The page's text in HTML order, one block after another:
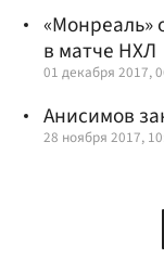
«Монреаль»
в матче НХЛ
01 декабря 2017,
Анисимов
28 ноября 2017,